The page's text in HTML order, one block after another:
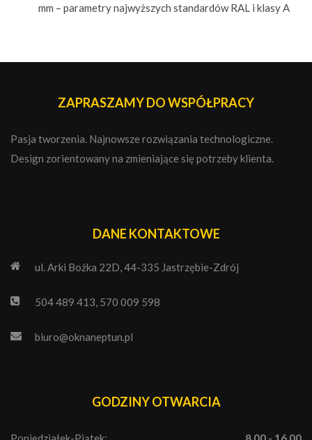
mm – parametry najwyższych standardów RAL i klasy A
ZAPRASZAMY DO WSPÓŁPRACY
Pasja tworzenia. Najnowsze rozwiązania technologiczne.
Design zorientowany na zmieniające się potrzeby klienta.
DANE KONTAKTOWE
ul. Arki Bożka 22D, 44-335 Jastrzębie-Zdrój
504 489 413, 570 009 598
biuro@oknaneptun.pl
GODZINY OTWARCIA